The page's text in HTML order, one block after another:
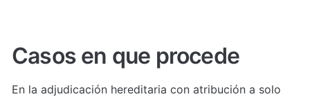
Casos en que procede
En la adjudicación hereditaria con atribución a solo